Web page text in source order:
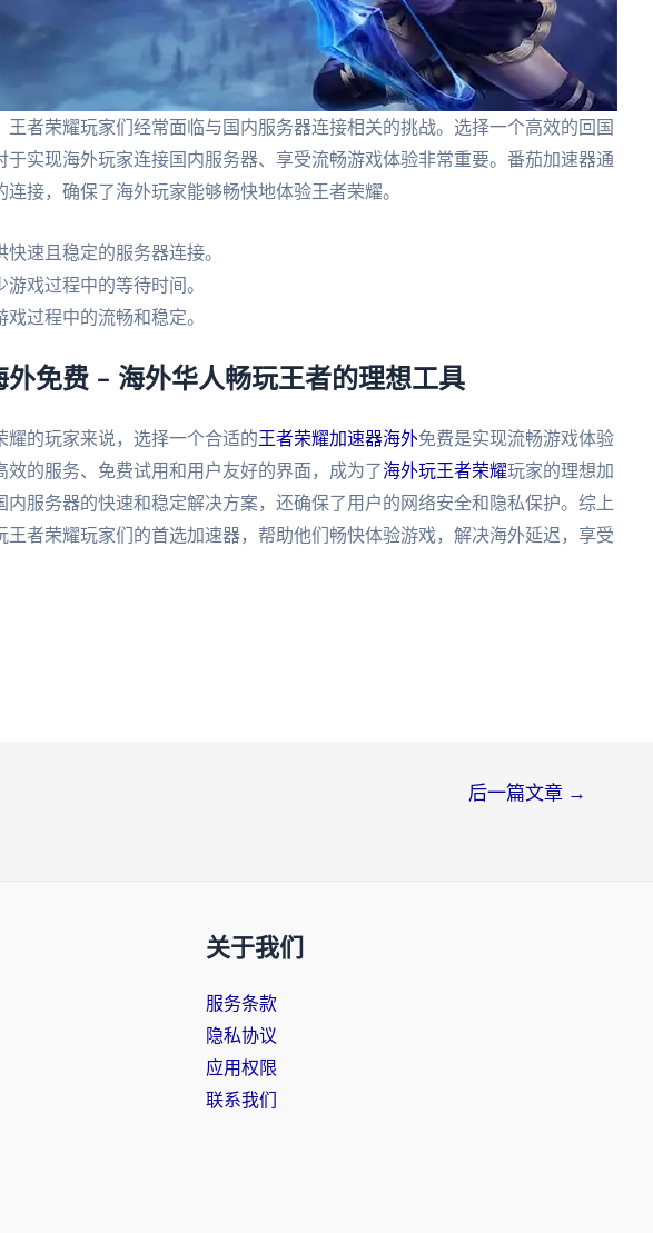
王者荣耀玩家们经常面临与国内服务器连接相关的挑战。选择一个高效的回国
于实现海外玩家连接国内服务器、享受流畅游戏体验非常重要。番茄加速器通
接，确保了海外玩家能够畅快地体验王者荣耀。
速且稳定的服务器连接。
游戏过程中的等待时间。
过程中的流畅和稳定。
免费 – 海外华人畅玩王者的理想工具
耀的玩家来说，选择一个合适的王者荣耀加速器海外免费是实现流畅游戏体验
效的服务、免费试用和用户友好的界面，成为了海外玩王者荣耀玩家的理想加
内服务器的快速和稳定解决方案，还确保了用户的网络安全和隐私保护。综上
王者荣耀玩家们的首选加速器，帮助他们畅快体验游戏，解决海外延迟，享受
后一篇文章 →
关于我们
服务条款
隐私协议
应用权限
联系我们